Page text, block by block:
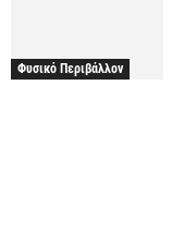
Φυσικό Περιβάλλον